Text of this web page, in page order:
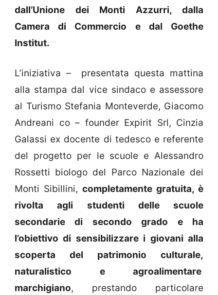
dall’Unione dei Monti Azzurri, dalla
Camera di Commercio e dal Goethe
Institut.
L’iniziativa – presentata questa mattina
alla stampa dal vice sindaco e assessore
al Turismo Stefania Monteverde, Giacomo
Andreani co – founder Expirit Srl, Cinzia
Galassi ex docente di tedesco e referente
del progetto per le scuole e Alessandro
Rossetti biologo del Parco Nazionale dei
Monti Sibillini, completamente gratuita, è
rivolta agli studenti delle scuole
secondarie di secondo grado e ha
l’obiettivo di sensibilizzare i giovani alla
scoperta del patrimonio culturale,
naturalistico e agroalimentare
marchigiano, prestando particolare